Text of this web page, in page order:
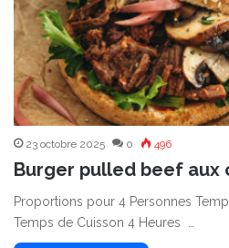
23 octobre 2025 0 496
Burger pulled beef aux
Proportions pour 4 Personnes
Temps de Cuisson 4 Heures …